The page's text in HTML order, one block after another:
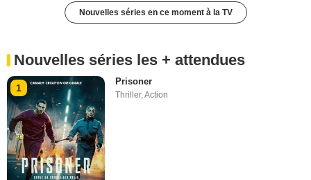
Nouvelles séries en ce moment à la TV
Nouvelles séries les + attendues
1
Prisoner
Thriller,Action